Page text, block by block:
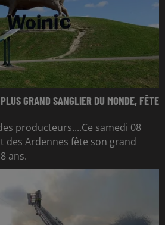
GRAND SANGLIER DU MONDE, FÊTE
producteurs....Ce samedi 08
des Ardennes fête son grand
ans.